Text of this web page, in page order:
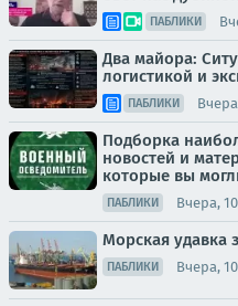
ПАБЛИКИ
Два майора:
логистикой и
ПАБЛИКИ
Подборка
новостей и
которые вы
ПАБЛИКИ Вчера,
Морская удавка
ПАБЛИКИ Вчера,